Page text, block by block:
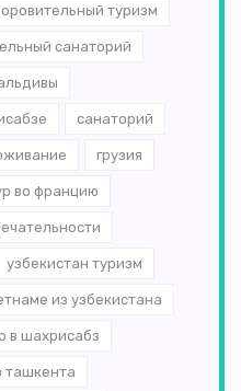
туризм
санаторий
санаторий
грузия
во францию
узбекистан туризм
из узбекистана
в шахрисабз
ташкента